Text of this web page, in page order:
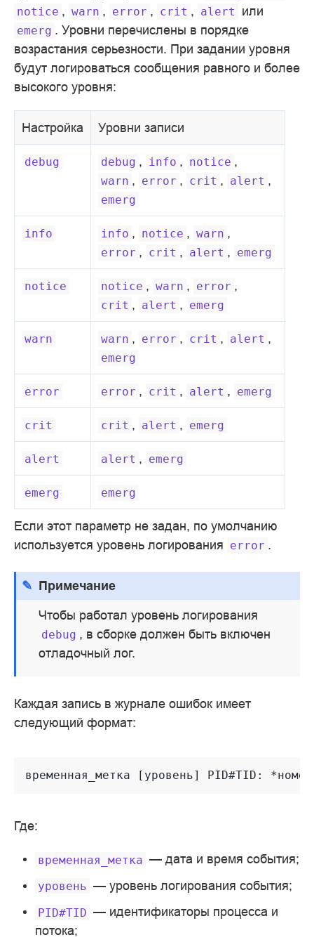
notice , warn , error , crit , alert или
emerg . Уровни перечислены в порядке
возрастания серьезности. При задании уровня
будут логироваться сообщения равного и более
высокого уровня:
Настройка Уровни записи
debug debug , info , notice ,
warn , error , crit , alert ,
emerg
info info , notice , warn ,
error , crit , alert , emerg
notice notice , warn , error ,
crit , alert , emerg
warn warn , error , crit , alert ,
emerg
error error , crit , alert , emerg
crit crit , alert , emerg
alert alert , emerg
emerg emerg
Если этот параметр не задан, по умолчанию
используется уровень логирования error .
Примечание
Чтобы работал уровень логирования
debug , в сборке должен быть включен
отладочный лог.
Каждая запись в журнале ошибок имеет
следующий формат:
Где:
временная_метка — дата и время события;
уровень — уровень логирования события;
PID#TID — идентификаторы процесса и
потока;